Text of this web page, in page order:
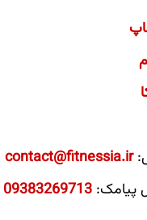
contact@fitnessia.ir
پیامک: 09383269713